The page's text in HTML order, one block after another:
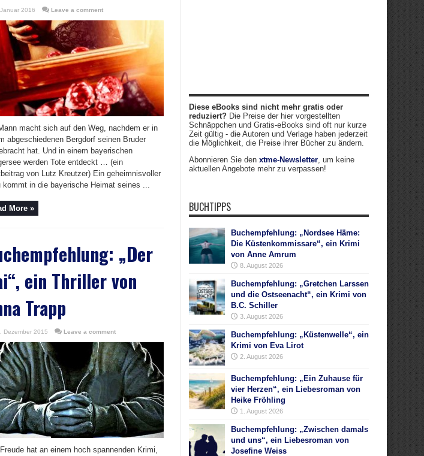
2016 Leave a comment
macht sich auf den Weg, nachdem er in
abgeschiedenen Bergdorf seinen Bruder
hat. Und in einem bayerischen
werden Tote entdeckt … (ein
von Lutz Kreutzer) Ein geheimnisvoller
kommt in die bayerische Heimat seines ...
More »
„Der
ein Thriller von
Trapp
Dezember 2015 Leave a comment
hat an einem hoch spannenden Krimi,
Diese eBooks sind nicht mehr gratis oder
reduziert? Die Preise der hier vorgestellten
Schnäppchen und Gratis-eBooks sind oft nur kurze
Zeit gültig - die Autoren und Verlage haben jederzeit
die Möglichkeit, die Preise ihrer Bücher zu ändern.
Abonnieren Sie den xtme-Newsletter, um keine
aktuellen Angebote mehr zu verpassen!
BUCHTIPPS
Buchempfehlung: „Nordsee Häme:
Die Küstenkommissare“, ein Krimi
von Anne Amrum
8. August 2026
Buchempfehlung: „Gretchen Larssen
und die Ostseenacht“, ein Krimi von
B.C. Schiller
3. August 2026
Buchempfehlung: „Küstenwelle“, ein
Krimi von Eva Lirot
2. August 2026
Buchempfehlung: „Ein Zuhause für
vier Herzen“, ein Liebesroman von
Heike Fröhling
1. August 2026
Buchempfehlung: „Zwischen damals
und uns“, ein Liebesroman von
Josefine Weiss